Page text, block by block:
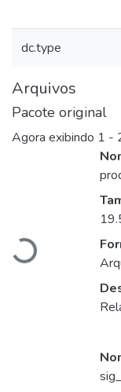
dc.type
Arquivos
Pacote original
Agora exibindo 1 -
Carregando...